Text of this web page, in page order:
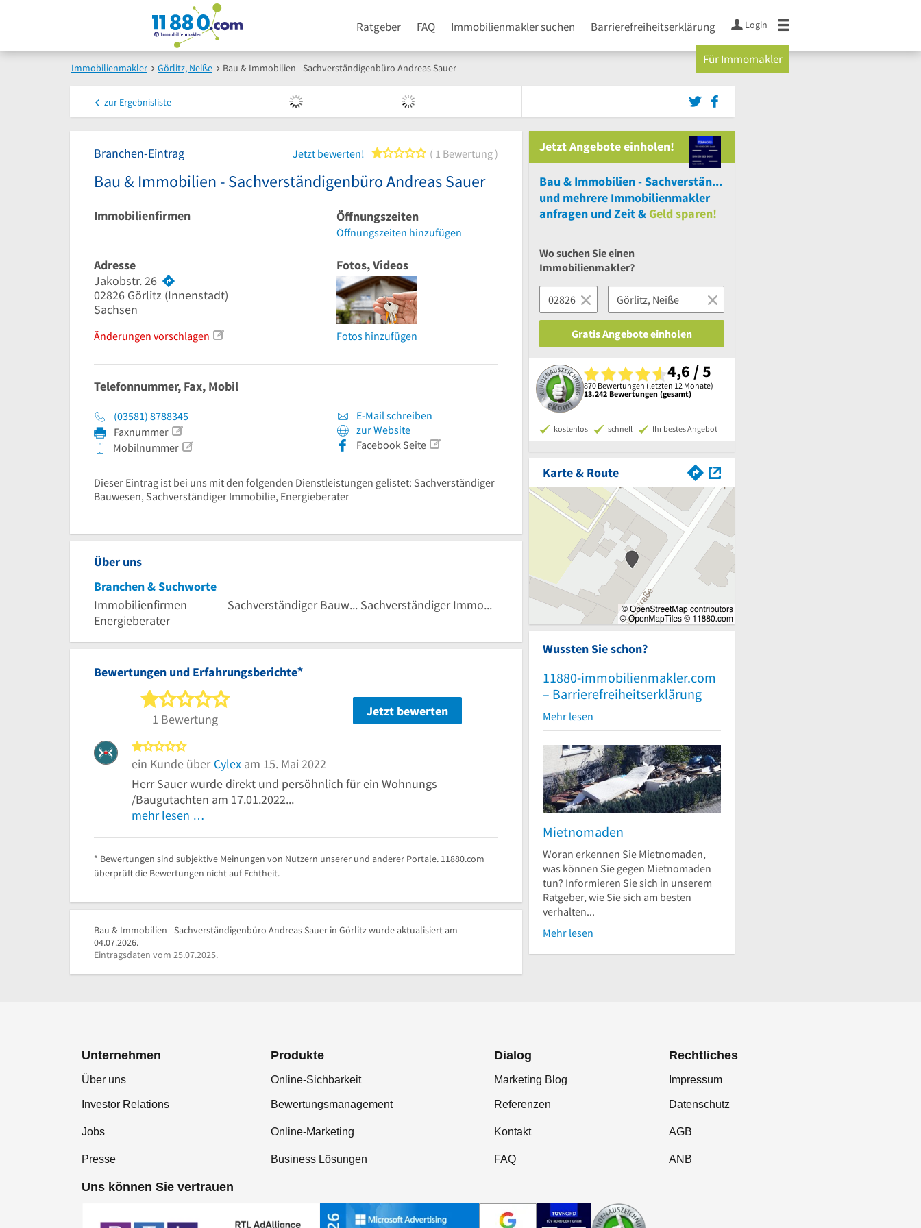
Ratgeber FAQ Immobilienmakler suchen Barrierefreiheitserklärung Login
Für Immomakler
Immobilienmakler Görlitz, Neiße Bau & Immobilien - Sachverständigenbüro Andreas Sauer
zur Ergebnisliste
Branchen-Eintrag Jetzt bewerten! 1 von 5 Sternen
1 Bewertung
Bau & Immobilien - Sachverständigenbüro Andreas Sauer
Immobilienfirmen Öffnungszeiten
Öffnungszeiten hinzufügen
Adresse
Jakobstr. 26
02826 Görlitz (Innenstadt)
Sachsen
Änderungen vorschlagen
Fotos, Videos
Fotos hinzufügen
Telefonnummer, Fax, Mobil
(03581) 8788345
Faxnummer
Mobilnummer
E-Mail schreiben
zur Website
Facebook Seite
Dieser Eintrag ist bei uns mit den folgenden Dienstleistungen gelistet: Sachverständiger
Bauwesen, Sachverständiger Immobilie, Energieberater
Über uns
Branchen & Suchworte
Immobilienfirmen
Sachverständiger Bauwesen
Sachverständiger Immobilie
Energieberater
Bewertungen und Erfahrungsberichte*
1 von 5 Sternen
1 Bewertung
Jetzt bewerten
ein Kunde über Cylex am 15. Mai 2022
Herr Sauer wurde direkt und persöhnlich für ein Wohnungs
/Baugutachten am 17.01.2022...
mehr lesen …
* Bewertungen sind subjektive Meinungen von Nutzern unserer und anderer Portale. 11880.com
überprüft die Bewertungen nicht auf Echtheit.
Bau & Immobilien - Sachverständigenbüro Andreas Sauer in Görlitz wurde aktualisiert am
04.07.2026.
Eintragsdaten vom 25.07.2025.
Jetzt Angebote einholen!
Bau & Immobilien - Sachverständigenbüro Andreas Sauer
und mehrere Immobilienmakler
anfragen und Zeit &Geld sparen!
Wo suchen Sie einen
Immobilienmakler?
Gratis Angebote einholen
4,6 / 5
870 Bewertungen (letzten 12 Monate)
13.242 Bewertungen (gesamt)
kostenlos schnell Ihr bestes Angebot
Karte & Route
Wussten Sie schon?
11880-immobilienmakler.com
– Barrierefreiheitserklärung
Mehr lesen
Mietnomaden
Woran erkennen Sie Mietnomaden,
was können Sie gegen Mietnomaden
tun? Informieren Sie sich in unserem
Ratgeber, wie Sie sich am besten
verhalten...
Mehr lesen
Unternehmen
Über uns
Investor Relations
Jobs
Presse
Produkte
Online-Sichbarkeit
Bewertungsmanagement
Online-Marketing
Business Lösungen
Dialog
Marketing Blog
Referenzen
Kontakt
FAQ
Rechtliches
Impressum
Datenschutz
AGB
ANB
Uns können Sie vertrauen